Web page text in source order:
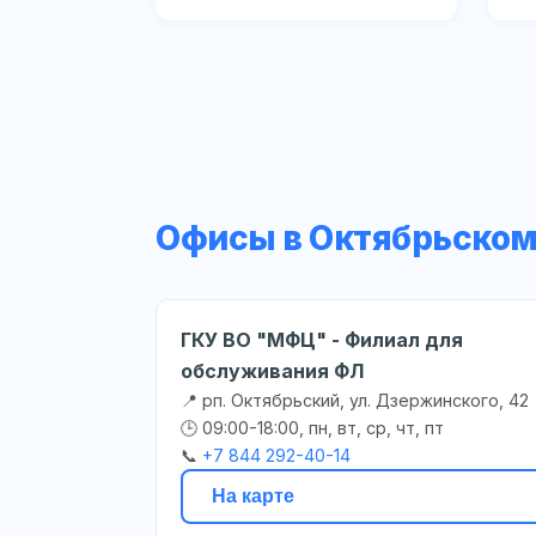
Офисы в
ГКУ ВО "МФЦ" - Филиал для
обслуживания ФЛ
📍 рп. Октябрьский, ул. Дзержинского, 42
🕒 09:00-18:00, пн, вт, ср, чт, пт
📞 +7 844 292-40-14
На карте